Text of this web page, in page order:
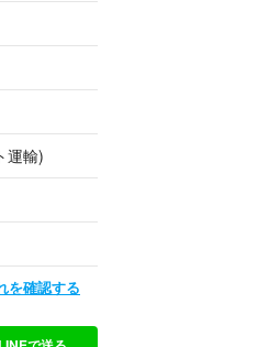
運輸)
を確認する